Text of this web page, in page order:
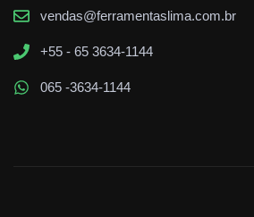
vendas@ferramentaslima.com.br
+55 - 65 3634-1144
065 -3634-1144